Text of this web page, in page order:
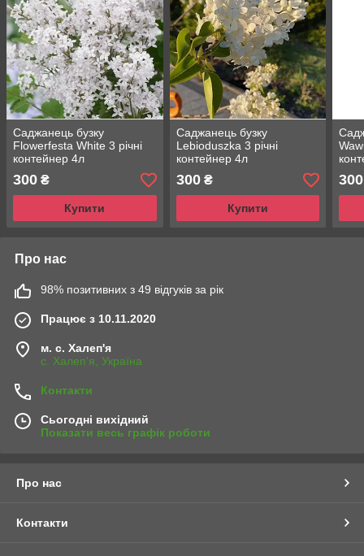
Саджанець бузку
Flowerfesta White 3 річні
контейнер 4л
300 ₴
Купити
Саджанець бузку
Lebioduszka 3 річні
контейнер 4л
300₴
Купити
300
Про нас
98% позитивних з 49 відгуків за рік
Працює з 10.11.2020
м. с. Халеп'я
с. Халеп'я, Україна
Контакти
Сьогодні вихідний
Показати весь графік роботи
Про нас
Контакти